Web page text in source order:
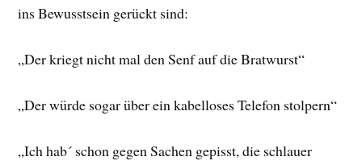
ins Bewusstsein gerückt sind:
„Der kriegt nicht mal den Senf auf die Bratwurst“
„Der würde sogar über ein kabelloses Telefon stolpern“
„Ich hab´ schon gegen Sachen gepisst, die schlauer